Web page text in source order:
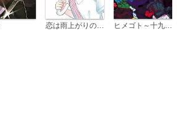
恋は雨上がりのように ヒメゴト～十九歳の制服～